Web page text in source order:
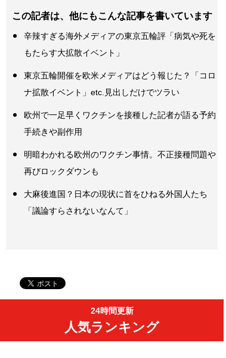
この記者は、他にもこんな記事を書いています
辛辣すぎる海外メディアの東京五輪評「病気や死を
もたらす大拡散イベント」
東京五輪開催を欧米メディアはどう報じた？「コロ
ナ拡散イベント」etc.見出しだけでツラい
欧州で一足早くワクチンを接種した記者が語る予約
手続きや副作用
明暗わかれる欧州のワクチン事情。不正接種問題や
再びロックダウンも
大麻後進国？日本の現状に首をひねる外国人たち
「議論すらされないなんて」
24時間更新
人気ランキング